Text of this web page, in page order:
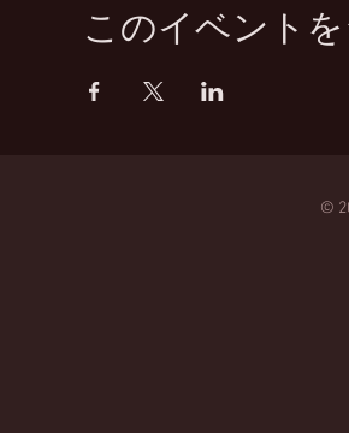
このイベント
©